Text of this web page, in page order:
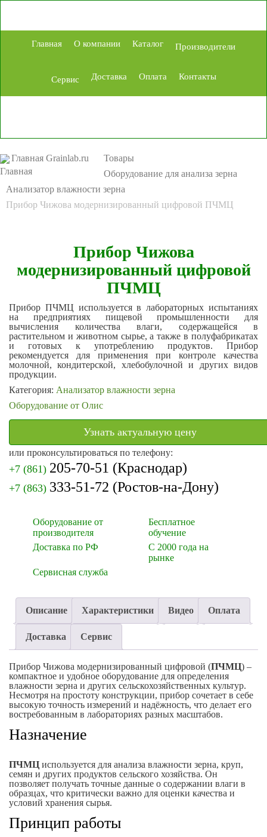
Главная О компании Каталог Производители
Сервис Доставка Оплата Контакты
Главная Grainlab.ru
Товары
Оборудование для анализа зерна
Анализатор влажности зерна
Прибор Чижова модернизированный цифровой ПЧМЦ
Прибор Чижова
модернизированный цифровой
ПЧМЦ
Прибор ПЧМЦ используется в лабораторных испытаниях
на предприятиях пищевой промышленности для
вычисления количества влаги, содержащейся в
растительном и животном сырье, а также в полуфабрикатах
и готовых к употреблению продуктов. Прибор
рекомендуется для применения при контроле качества
молочной, кондитерской, хлебобулочной и других видов
продукции.
Категория: Анализатор влажности зерна
Оборудование от Олис
Узнать актуальную цену
или проконсультироваться по телефону:
+7 (861) 205-70-51 (Краснодар)
+7 (863) 333-51-72 (Ростов-на-Дону)
Оборудование от
производителя
Бесплатное
обучение
Доставка по РФ
С 2000 года на
рынке
Сервисная служба
Описание Характеристики Видео Оплата
Доставка Сервис
Прибор Чижова модернизированный цифровой (ПЧМЦ) –
компактное и удобное оборудование для определения
влажности зерна и других сельскохозяйственных культур.
Несмотря на простоту конструкции, прибор сочетает в себе
высокую точность измерений и надёжность, что делает его
востребованным в лабораториях разных масштабов.
Назначение
ПЧМЦ используется для анализа влажности зерна, круп,
семян и других продуктов сельского хозяйства. Он
позволяет получать точные данные о содержании влаги в
образцах, что критически важно для оценки качества и
условий хранения сырья.
Принцип работы